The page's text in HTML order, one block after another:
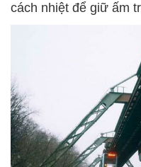
cách nhiệt để giữ ấm